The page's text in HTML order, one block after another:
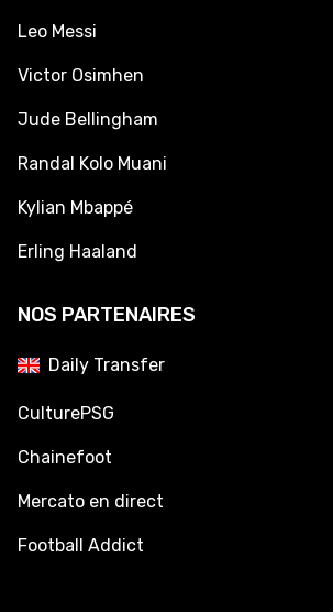
Leo Messi
Victor Osimhen
Jude Bellingham
Randal Kolo Muani
Kylian Mbappé
Erling Haaland
NOS PARTENAIRES
Daily Transfer
CulturePSG
Chainefoot
Mercato en direct
Football Addict